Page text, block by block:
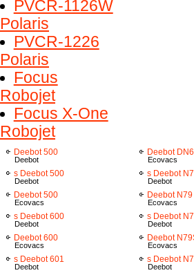
PVCR-1126W
Polaris
PVCR-1226
Polaris
Focus
Robojet
Focus X-One
Robojet
Deebot 500
Deebot
s Deebot 500
Deebot
Deebot 500
Ecovacs
s Deebot 600
Deebot
Deebot 600
Ecovacs
s Deebot 601
Deebot
Deebot
Ecovacs
s Deebot
Deebot
Deebot N79
Ecovacs
s Deebot
Deebot
Deebot
Ecovacs
s Deebot
Deebot